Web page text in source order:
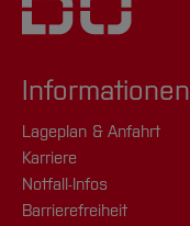
Informationen
Lageplan & Anfahrt
Karriere
Notfall-Infos
Barrierefreiheit